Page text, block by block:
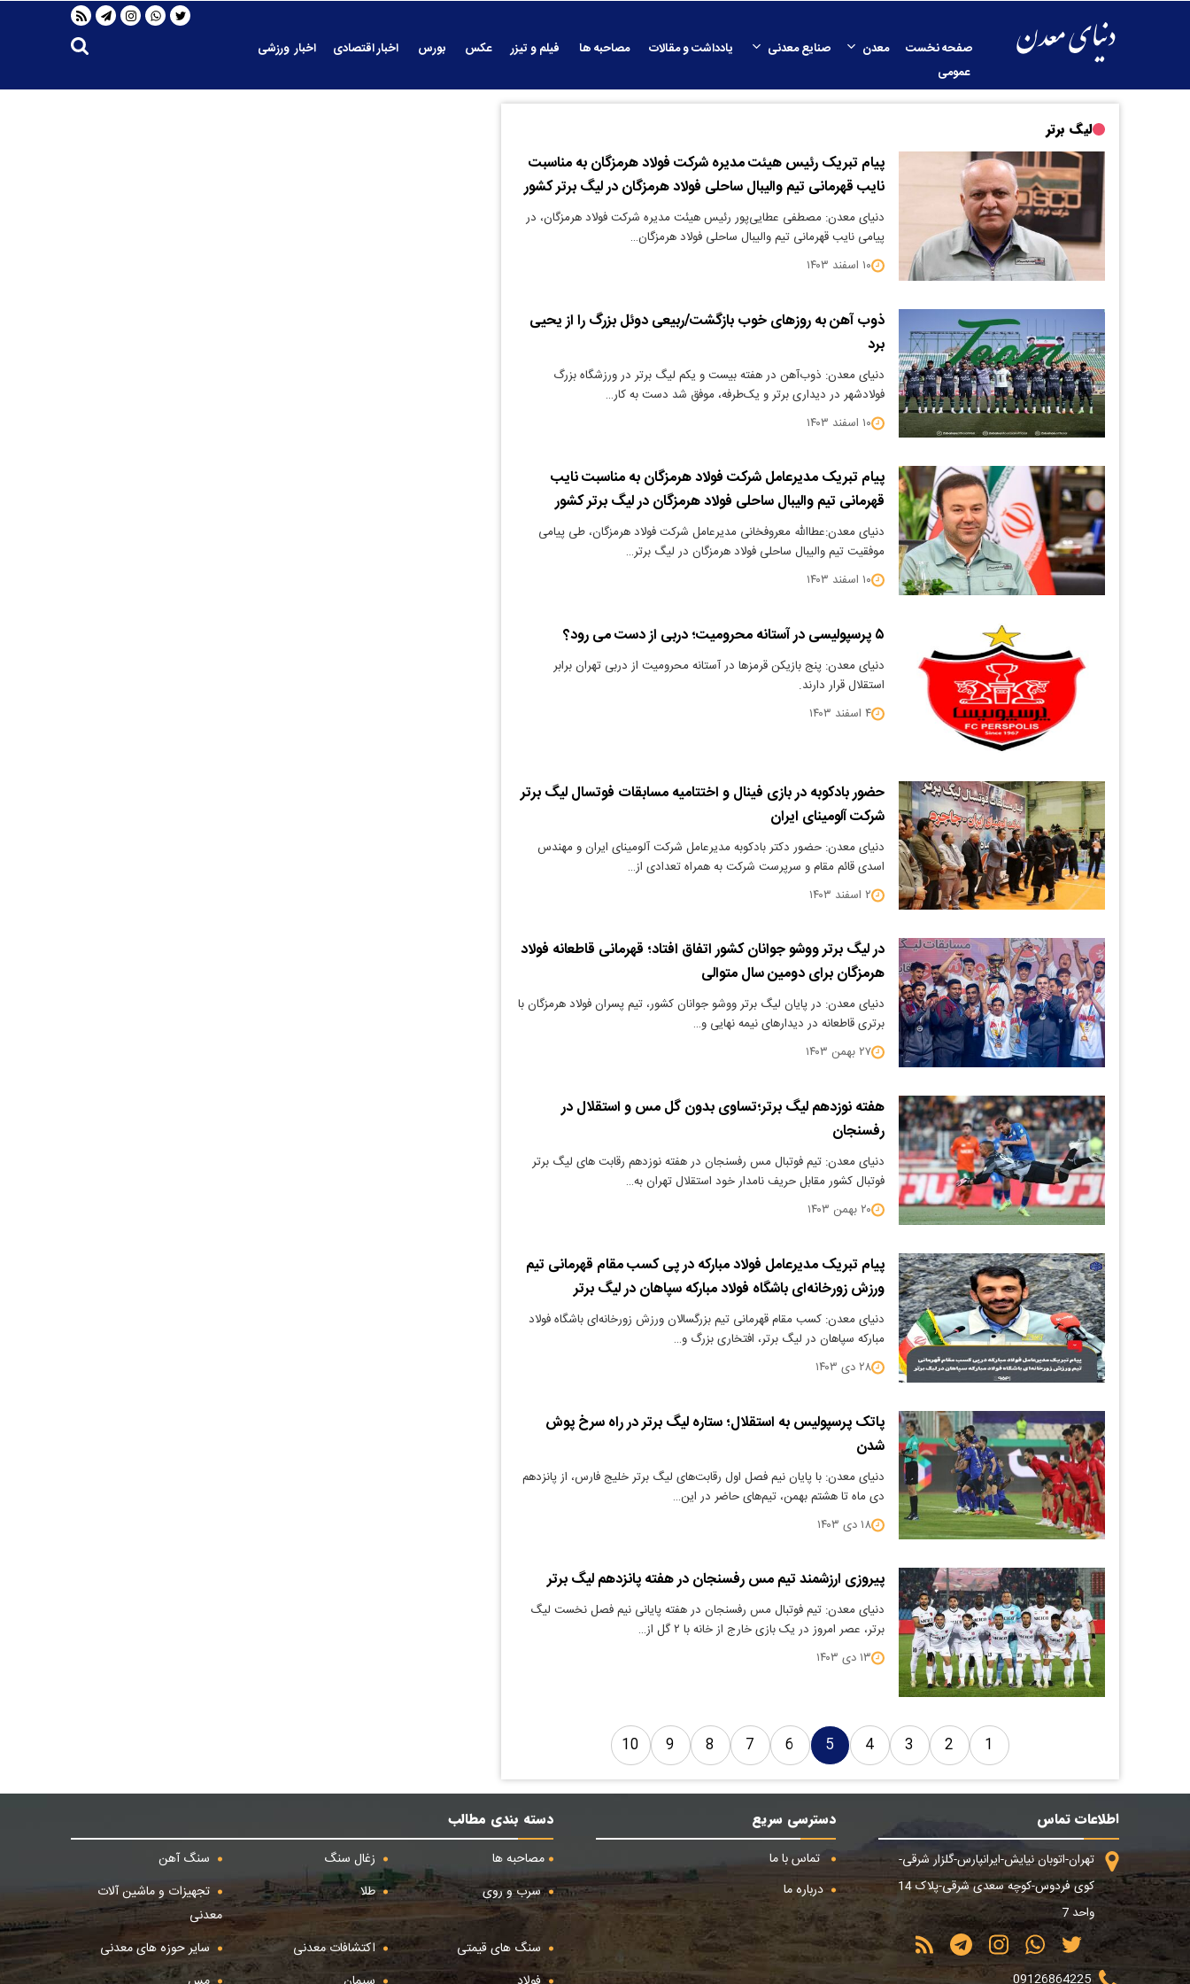
صفحه نخست معدن صنایع معدنی یادداشت و مقالات مصاحبه ها فیلم و تیزر عکس بورس اخبار اقتصادی
اخبار ورزشی
عمومی
لیگ برتر
پیام تبریک رئیس هیئت مدیره شرکت فولاد هرمزگان به مناسبت
نایب قهرمانی تیم والیبال ساحلی فولاد هرمزگان در لیگ برتر کشور
دنیای معدن: مصطفی عطایی‌پور رئیس هیئت مدیره شرکت فولاد هرمزگان، در
پیامی نایب قهرمانی تیم والیبال ساحلی فولاد هرمزگان…
۱۰ اسفند ۱۴۰۳
ذوب آهن به روزهای خوب بازگشت/ربیعی دوئل بزرگ را از یحیی
برد
دنیای معدن: ذوب‌آهن در هفته بیست و یکم لیگ برتر در ورزشگاه بزرگ
فولادشهر در دیداری برتر و یک‌طرفه، موفق شد دست به کار…
۱۰ اسفند ۱۴۰۳
پیام تبریک مدیرعامل شرکت فولاد هرمزگان به مناسبت نایب
قهرمانی تیم والیبال ساحلی فولاد هرمزگان در لیگ برتر کشور
دنیای معدن:عطاالله معروفخانی مدیرعامل شرکت فولاد هرمزگان، طی پیامی
موفقیت تیم والیبال ساحلی فولاد هرمزگان در لیگ برتر…
۱۰ اسفند ۱۴۰۳
۵ پرسپولیسی در آستانه محرومیت؛ دربی از دست می رود؟
دنیای معدن: پنج بازیکن قرمزها در آستانه محرومیت از دربی تهران برابر
استقلال قرار دارند.
۴ اسفند ۱۴۰۳
حضور بادکوبه در بازی فینال و اختتامیه مسابقات فوتسال لیگ برتر
شرکت آلومینای ایران
دنیای معدن: حضور دکتر بادکوبه مدیرعامل شرکت آلومینای ایران و مهندس
اسدی قائم مقام و سرپرست شرکت به همراه تعدادی از…
۲ اسفند ۱۴۰۳
در لیگ برتر ووشو جوانان کشور اتفاق افتاد؛ قهرمانی قاطعانه فولاد
هرمزگان برای دومین سال متوالی
دنیای معدن: در پایان لیگ برتر ووشو جوانان کشور، تیم پسران فولاد هرمزگان با
برتری قاطعانه در دیدارهای نیمه نهایی و…
۲۷ بهمن ۱۴۰۳
هفته نوزدهم لیگ برتر؛تساوی بدون گل مس و استقلال در
رفسنجان
دنیای معدن: تیم فوتبال مس رفسنجان در هفته نوزدهم رقابت های لیگ برتر
فوتبال کشور مقابل حریف نامدار خود استقلال تهران به…
۲۰ بهمن ۱۴۰۳
پیام تبریک مدیرعامل فولاد مبارکه در پی کسب مقام قهرمانی تیم
ورزش زورخانه‌ای باشگاه فولاد مبارکه سپاهان در لیگ برتر
دنیای معدن: کسب مقام قهرمانی تیم بزرگسالان ورزش زورخانه‌ای باشگاه فولاد
مبارکه سپاهان در لیگ برتر، افتخاری بزرگ و…
۲۸ دی ۱۴۰۳
پاتک پرسپولیس به استقلال؛ ستاره لیگ برتر در راه سرخ پوش
شدن
دنیای معدن: با پایان نیم فصل اول رقابت‌های لیگ برتر خلیج فارس، از پانزدهم
دی‌ ماه تا هشتم بهمن، تیم‌های حاضر در این…
۱۸ دی ۱۴۰۳
پیروزی ارزشمند تیم مس رفسنجان در هفته پانزدهم لیگ برتر
دنیای معدن: تیم فوتبال مس رفسنجان در هفته پایانی نیم فصل نخست لیگ
برتر، عصر امروز در یک بازی خارج از خانه با ۲ گل از…
۱۳ دی ۱۴۰۳
1
2
3
4
5
6
7
8
9
10
اطلاعات تماس
تهران-اتوبان نیایش-ایرانپارس-گلزار شرقی-
کوی فردوس-کوچه سعدی شرقی-پلاک 14
واحد 7
09126864225
دسترسی سریع
تماس با ما
درباره ما
دسته بندی مطالب
مصاحبه ها
زغال سنگ
سنگ آهن
سرب و روی
طلا
تجهیزات و ماشین آلات
معدنی
سنگ های قیمتی
اکتشافات معدنی
سایر حوزه های معدنی